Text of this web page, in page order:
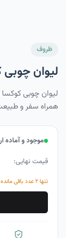
ظروف
لیوان
لیوان چوبی
همراه سفر و
موجود و آماده
قیمت نهایی:
تنها۲عدد باقی مانده